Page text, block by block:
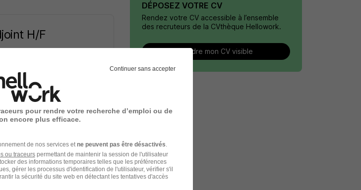
H/F
chezTimac AGRO
et comptable
DÉPOSEZ VOTRE CV
Rendez votre CV accessible à l’ensemble
des recruteurs de la CVthèque Hellowork.
Rendre mon CV visible
Continuer sans accepter
pour rendre votre recherche d’emploi ou de
encore plus efficace.
de nos services etne peuvent pas être désactivés.
ou traceurspermettant de maintenir la session de l'utilisateur
des informations temporaires telles que les préférences
gérer les processus d'identification de l'utilisateur, vérifier s'il
la sécurité du site web en détectant les tentatives d'accès